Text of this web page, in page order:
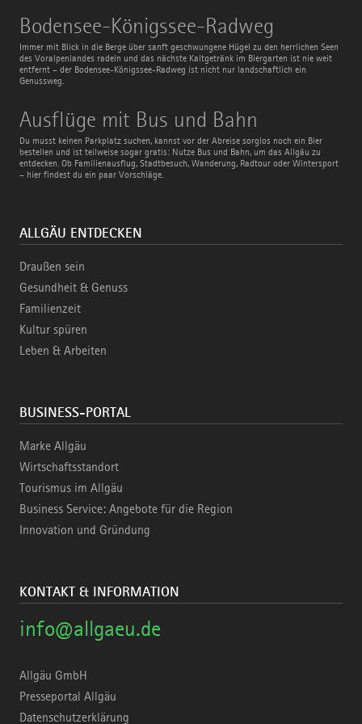
Bodensee-Königssee-Radweg
Immer mit Blick in die Berge über sanft geschwungene Hügel zu den herrlichen Seen
des Voralpenlandes radeln und das nächste Kaltgetränk im Biergarten ist nie weit
entfernt – der Bodensee-Königssee-Radweg ist nicht nur landschaftlich ein
Genussweg.
Bodensee-
Königssee-
Radweg
Ausflüge mit Bus und Bahn
Du musst keinen Parkplatz suchen, kannst vor der Abreise sorglos noch ein Bier
bestellen und ist teilweise sogar gratis: Nutze Bus und Bahn, um das Allgäu zu
entdecken. Ob Familienausflug, Stadtbesuch, Wanderung, Radtour oder Wintersport
– hier findest du ein paar Vorschläge.
Ausflüge
mit
Bus
und
Bahn
ALLGÄU ENTDECKEN
Draußen sein
Gesundheit & Genuss
Familienzeit
Kultur spüren
Leben & Arbeiten
BUSINESS-PORTAL
Marke Allgäu
Wirtschaftsstandort
Tourismus im Allgäu
Business Service: Angebote für die Region
Innovation und Gründung
KONTAKT & INFORMATION
info@allgaeu.de
Allgäu GmbH
Presseportal Allgäu
Datenschutzerklärung